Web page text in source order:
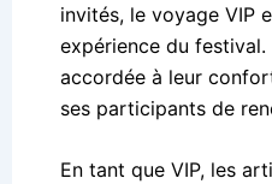
invités, le voyage VIP
expérience du
accordée à leur
ses participants de
En tant que VIP, les